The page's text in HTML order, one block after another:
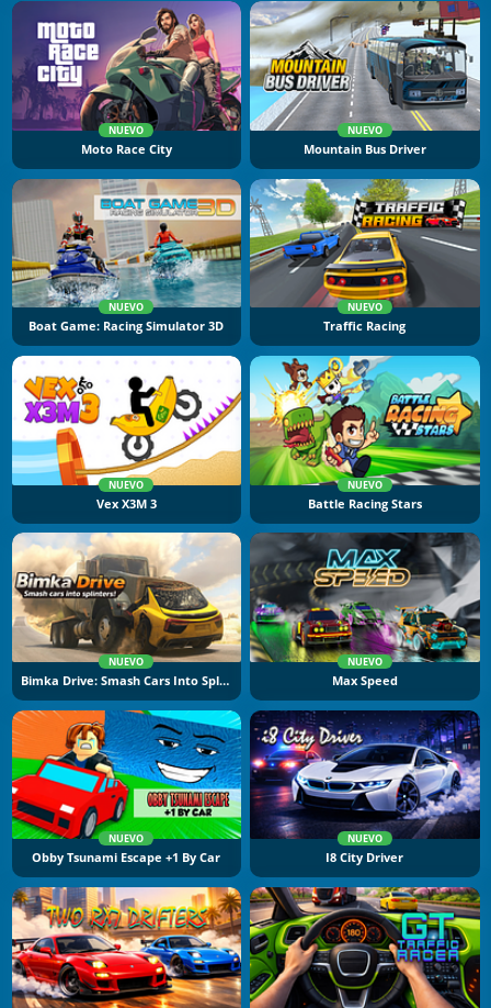
NUEVO
Moto Race City
NUEVO
Mountain Bus Driver
NUEVO
Boat Game: Racing Simulator 3D
NUEVO
Traffic Racing
NUEVO
Vex X3M 3
NUEVO
Battle Racing Stars
NUEVO
Bimka Drive: Smash Cars Into Splinters
NUEVO
Max Speed
NUEVO
Obby Tsunami Escape +1 By Car
NUEVO
I8 City Driver